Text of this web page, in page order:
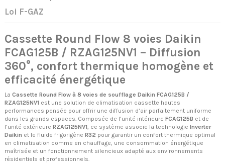
Loi F-GAZ
Cassette Round Flow 8 voies Daikin
FCAG125B / RZAG125NV1 – Diffusion
360°, confort thermique homogène et
efficacité énergétique
La Cassette Round Flow à 8 voies de soufflage Daikin FCAG125B /
RZAG125NV1 est une solution de climatisation cassette hautes
performances pensée pour offrir une diffusion d’air parfaitement uniforme
dans les grands espaces. Composée de l’unité intérieure FCAG125B et de
l’unité extérieure RZAG125NV1 , ce système associe la technologie Inverter
Daikin et le fluide frigorigène R32 pour garantir un confort thermique optimal
en climatisation comme en chauffage, une consommation énergétique
maîtrisée et un fonctionnement silencieux adapté aux environnements
résidentiels et professionnels.